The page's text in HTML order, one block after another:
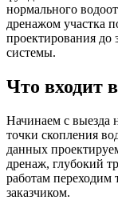
нормального
дренажом участка
проектирования до
системы.
Что входит
Начинаем с выезда
точки скопления
данных
дренаж, глубокий
работам переходим
заказчиком.